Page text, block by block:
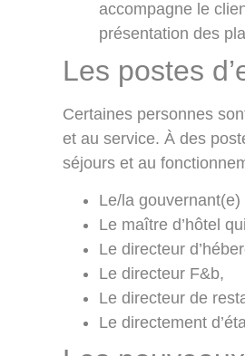
accompagne le
présentation des
Les postes
Certaines personnes
et au service. À des
séjours et au
Le/la
Le maître d’hôtel
Le directeur
Le directeur F&b,
Le directeur de
Le directement